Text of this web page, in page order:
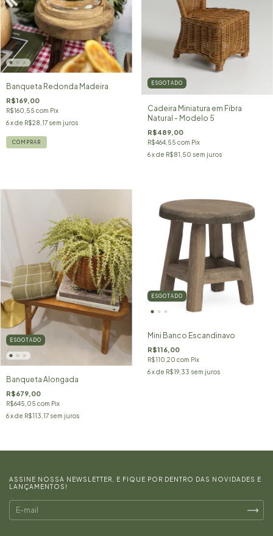
Banqueta Redonda Madeira
R$169,00
R$160,55 com Pix
6x de R$28,17 sem juros
COMPRAR
ESGOTADO
Cadeira Miniatura em Fibra
Natural - Modelo 5
R$489,00
R$464,55 com Pix
6 x de R$81,50 sem juros
ESGOTADO
Banqueta Alongada
R$679,00
R$645,05 com Pix
6x de R$113,17 sem juros
ESGOTADO
Mini Banco Escandinavo
R$116,00
R$110,20 com Pix
6 x de R$19,33 sem juros
ASSINE NOSSA NEWSLETTER, E FIQUE POR DENTRO DAS NOVIDADES E
LANÇAMENTOS!